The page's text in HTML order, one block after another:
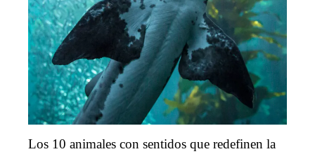
Los 10 animales con sentidos que redefinen la